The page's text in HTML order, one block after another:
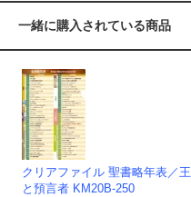
一緒に購入されている商品
クリアファイル 聖書略年表／王
と預言者 KM20B-250